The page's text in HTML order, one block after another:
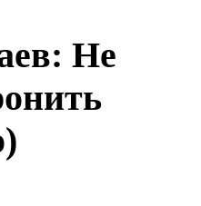
Не